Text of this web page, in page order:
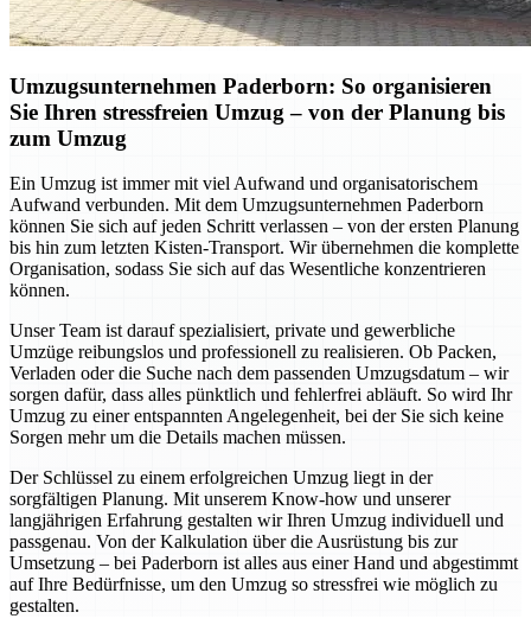
Umzugsunternehmen Paderborn: So organisieren
Sie Ihren stressfreien Umzug – von der Planung bis
zum Umzug
Ein Umzug ist immer mit viel Aufwand und organisatorischem
Aufwand verbunden. Mit dem Umzugsunternehmen Paderborn
können Sie sich auf jeden Schritt verlassen – von der ersten Planung
bis hin zum letzten Kisten-Transport. Wir übernehmen die komplette
Organisation, sodass Sie sich auf das Wesentliche konzentrieren
können.
Unser Team ist darauf spezialisiert, private und gewerbliche
Umzüge reibungslos und professionell zu realisieren. Ob Packen,
Verladen oder die Suche nach dem passenden Umzugsdatum – wir
sorgen dafür, dass alles pünktlich und fehlerfrei abläuft. So wird Ihr
Umzug zu einer entspannten Angelegenheit, bei der Sie sich keine
Sorgen mehr um die Details machen müssen.
Der Schlüssel zu einem erfolgreichen Umzug liegt in der
sorgfältigen Planung. Mit unserem Know-how und unserer
langjährigen Erfahrung gestalten wir Ihren Umzug individuell und
passgenau. Von der Kalkulation über die Ausrüstung bis zur
Umsetzung – bei Paderborn ist alles aus einer Hand und abgestimmt
auf Ihre Bedürfnisse, um den Umzug so stressfrei wie möglich zu
gestalten.